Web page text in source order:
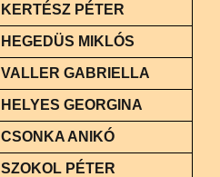
KERTÉSZ PÉTER
HEGEDÜS MIKLÓS
VALLER GABRIELLA
HELYES GEORGINA
CSONKA ANIKÓ
SZOKOL PÉTER